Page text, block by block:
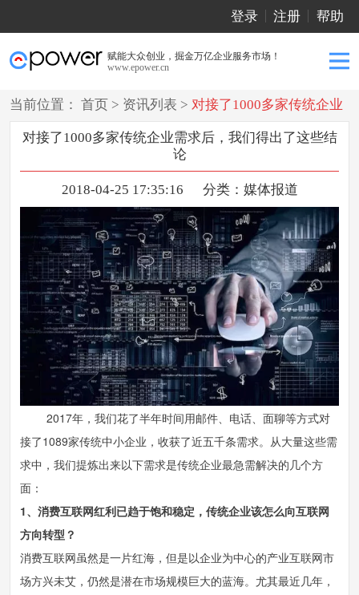
登录 注册 帮助
赋能大众创业，掘金万亿企业服务市场！
www.epower.cn
当前位置： 首页 > 资讯列表 > 对接了1000多家传统企业
需求后，我们得出了这些结论
对接了1000多家传统企业需求后，我们得出了这些结
论
2018-04-25 17:35:16 分类： 媒体报道
2017年，我们花了半年时间用邮件、电话、面聊等方式对
接了1089家传统中小企业，收获了近五千条需求。从大量这些需
求中，我们提炼出来以下需求是传统企业最急需解决的几个方
面：
1、消费互联网红利已趋于饱和稳定，传统企业该怎么向互联网
方向转型？
消费互联网虽然是一片红海，但是以企业为中心的产业互联网市
场方兴未艾，仍然是潜在市场规模巨大的蓝海。尤其最近几年，